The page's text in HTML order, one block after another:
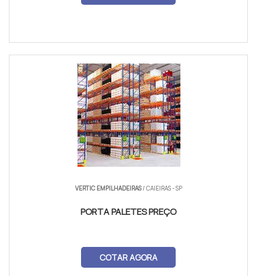
VERTIC EMPILHADEIRAS/ CAIEIRAS - SP
PORTA PALETES PREÇO
COTAR AGORA